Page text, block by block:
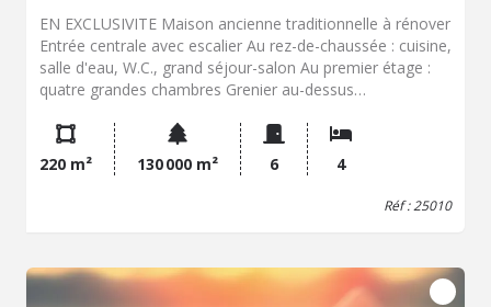
EN EXCLUSIVITE Maison ancienne traditionnelle à rénover
Entrée centrale avec escalier Au rez-de-chaussée : cuisine,
salle d'eau, W.C., grand séjour-salon Au premier étage :
quatre grandes chambres Grenier au-dessus
autour de 7 hectares (en friche), autre parcelle de 6
hectares à proximité (partie boisée, partie en friche) Prix
honoraires inclus : 254.400,00 € Prix net vendeur :
240.000,00 € Honoraires de négociation : 14.400,00 €
BOULOGNE SUR GESSE
220 m² 130 000 m² 6 4
Réf : 25010